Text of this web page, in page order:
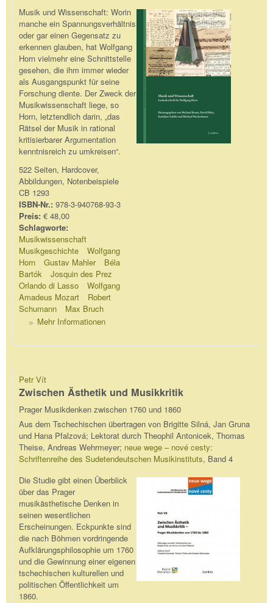
Musik und Wissenschaft: Worin
manche ein Spannungsverhältnis
oder gar einen Gegensatz zu
erkennen glauben, hat Wolfgang
Horn vielmehr eine Schnittstelle
gesehen, die ihm immer wieder
als Ausgangspunkt für seine
Forschung diente. Der Zweck der
Musikwissenschaft liege, so
Horn, letztendlich darin, „das
Rätsel der Musik in rational
kritisierbarer Argumentation
kenntnisreich zu umkreisen“.
522 Seiten, Hardcover,
Abbildungen, Notenbeispiele
CB 1293
ISBN-Nr.: 978-3-940768-93-3
Preis: € 48,00
Schlagworte:
Musikwissenschaft
Musikgeschichte
Wolfgang
Horn
Gustav Mahler
Béla
Bartók
Josquin des Prez
Orlando di Lasso
Wolfgang
Amadeus Mozart
Robert
Schumann
Max Bruch
Mehr Informationen
Petr Vít
Zwischen Ästhetik und Musikkritik
Prager Musikdenken zwischen 1760 und 1860
Aus dem Tschechischen übertragen von Brigitte Silná, Jan Gruna
und Hana Pfalzová; Lektorat durch Theophil Antonicek, Thomas
Theise, Andreas Wehrmeyer; neue wege – nové cesty:
Schriftenreihe des Sudetendeutschen Musikinstituts, Band 4
Die Studie gibt einen Überblick
über das Prager
musikästhetische Denken in
seinen wesentlichen
Erscheinungen. Eckpunkte sind
die nach Böhmen vordringende
Aufklärungsphilosophie um 1760
und die Gewinnung einer eigenen
tschechischen kulturellen und
politischen Öffentlichkeit um
1860.